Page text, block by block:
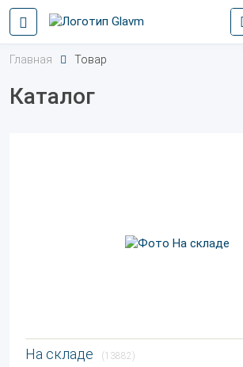
Главная Товар
Каталог
На складе (13882)